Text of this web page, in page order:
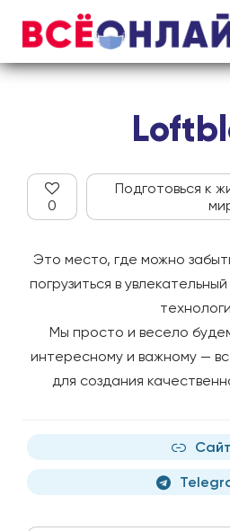
0
Подготовься к
Это место, где можно
погрузиться в
Мы просто и весело
интересному и важному —
для создания
Сайт